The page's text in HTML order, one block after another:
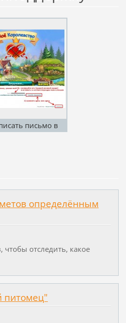
письмо в
определённым
чтобы отследить, какое
питомец"